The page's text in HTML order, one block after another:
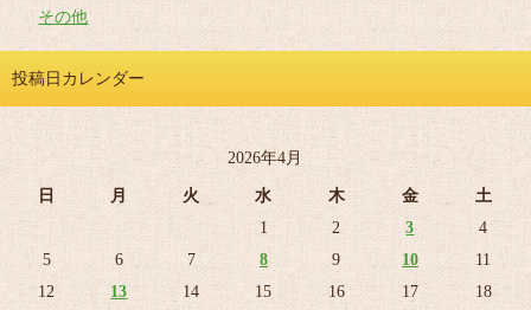
その他
投稿日カレンダー
2026年4月
日 月 火 水 木 金
土
1
2 3
4
5
6 7 8 9 10
11
12
13 14 15 16 17 18